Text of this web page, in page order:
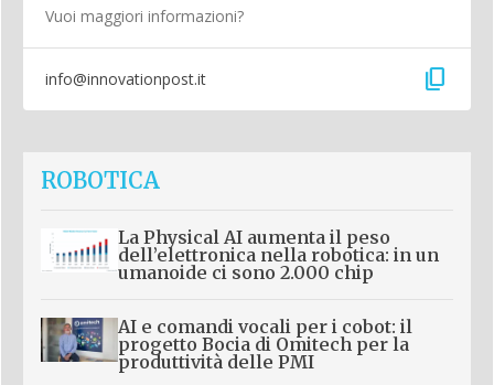
Vuoi maggiori informazioni?
info@innovationpost.it content_copy
ROBOTICA
La Physical AI aumenta il peso
dell’elettronica nella robotica: in un
umanoide ci sono 2.000 chip
AI e comandi vocali per i cobot: il
progetto Bocia di Omitech per la
produttività delle PMI